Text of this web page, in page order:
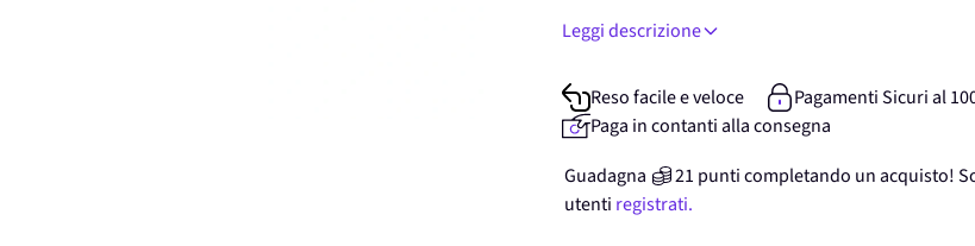
Leggi descrizione
Reso facile e veloce
Pagamenti Sicuri al
Paga in contanti alla consegna
Guadagna
21 punticompletando un acquisto!
utenti registrati.